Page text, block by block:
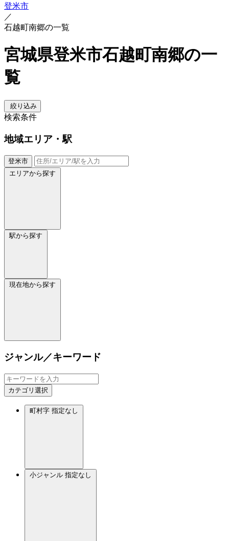
登米市
／
石越町南郷の一覧
宮城県登米市石越町南郷の一
覧
絞り込み
検索条件
地域エリア・駅
登米市
エリアから探す
駅から探す
現在地から探す
ジャンル／キーワード
カテゴリ選択
町村字 指定なし
小ジャンル 指定なし